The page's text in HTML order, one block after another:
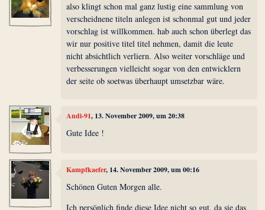
also klingt schon mal ganz lustig eine sammlung von
verscheidnene titeln anlegen ist schonmal gut und jeder
vorschlag ist willkommen. hab auch schon überlegt das
wir nur positive titel titel nehmen, damit die leute
nicht absichtlich verliern. Also weiter vorschläge und
verbesserungen vielleicht sogar von den entwicklern
der seite ob soetwas überhaupt umsetzbar wäre.
Andi-91, 13. November 2009, um 20:38
Gute Idee !
Kampfkaefer, 14. November 2009, um 00:16
Schönen Guten Morgen alle.
Ich persönlich finde diese Idee nicht so gut, da sie das